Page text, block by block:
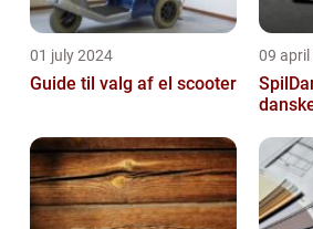
01 july 2024
Guide til valg af el scooter
09